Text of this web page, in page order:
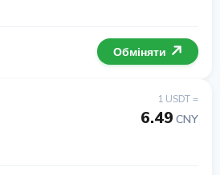
Обміняти
1 USDT =
6.49 CNY